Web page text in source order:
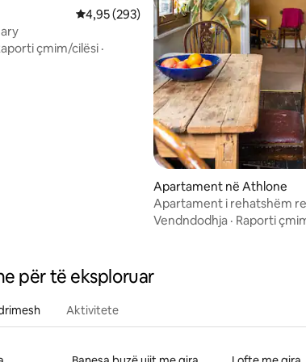
Vlerësimi mesatar 4,95 nga 5, 293
4,95 (293)
çmim/cilësi ·
Apartament në Athlone
Apartament i rehatshëm
Grocer Organik.
Vendndodhja · Raporti
për të eksploruar
Aktivitete